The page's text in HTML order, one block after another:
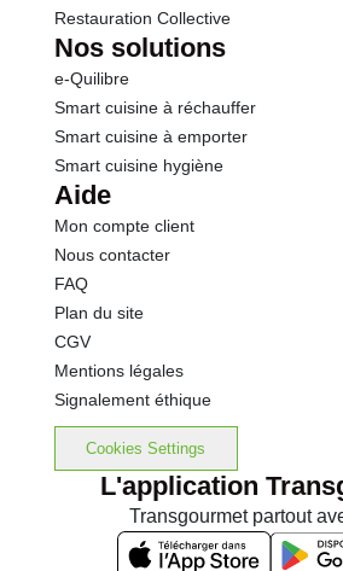
Restauration Collective
Nos solutions
e-Quilibre
Smart cuisine à réchauffer
Smart cuisine à emporter
Smart cuisine hygiène
Aide
Mon compte client
Nous contacter
FAQ
Plan du site
CGV
Mentions légales
Signalement éthique
Cookies Settings
L'application
Transgourmet partout